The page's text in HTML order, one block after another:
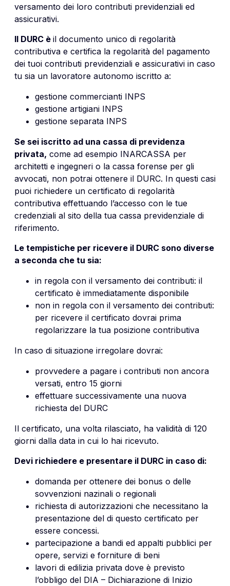
versamento dei loro contributi previdenziali ed
assicurativi.
Il DURC è il documento unico di regolarità
contributiva e certifica la regolarità del pagamento
dei tuoi contributi previdenziali e assicurativi in caso
tu sia un lavoratore autonomo iscritto a:
gestione commercianti INPS
gestione artigiani INPS
gestione separata INPS
Se sei iscritto ad una cassa di previdenza
privata, come ad esempio INARCASSA per
architetti e ingegneri o la cassa forense per gli
avvocati, non potrai ottenere il DURC. In questi casi
puoi richiedere un certificato di regolarità
contributiva effettuando l’accesso con le tue
credenziali al sito della tua cassa previdenziale di
riferimento.
Le tempistiche per ricevere il DURC sono diverse
a seconda che tu sia:
in regola con il versamento dei contributi: il
certificato è immediatamente disponibile
non in regola con il versamento dei contributi:
per ricevere il certificato dovrai prima
regolarizzare la tua posizione contributiva
In caso di situazione irregolare dovrai:
provvedere a pagare i contributi non ancora
versati, entro 15 giorni
effettuare successivamente una nuova
richiesta del DURC
Il certificato, una volta rilasciato, ha validità di 120
giorni dalla data in cui lo hai ricevuto.
Devi richiedere e presentare il DURC in caso di:
domanda per ottenere dei bonus o delle
sovvenzioni nazinali o regionali
richiesta di autorizzazioni che necessitano la
presentazione del di questo certificato per
essere concessi.
partecipazione a bandi ed appalti pubblici per
opere, servizi e forniture di beni
lavori di edilizia privata dove è previsto
l’obbligo del DIA – Dichiarazione di Inizio